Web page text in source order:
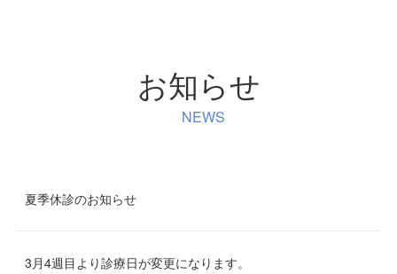
お知らせ
NEWS
夏季休診のお知らせ
3月4週目より診療日が変更になります。